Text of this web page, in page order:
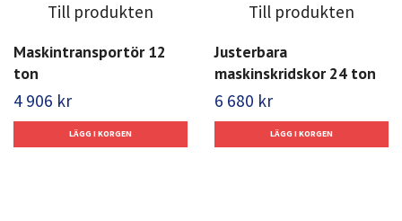
Till produkten
Maskintransportör 12
ton
4 906 kr
Till produkten
Justerbara
maskinskridskor 24 ton
6 680 kr